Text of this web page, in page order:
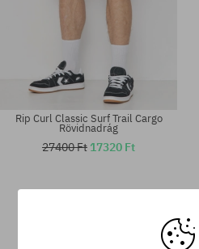
Rip Curl Classic Surf Trail Cargo
Rövidnadrág
27400 Ft 17320 Ft